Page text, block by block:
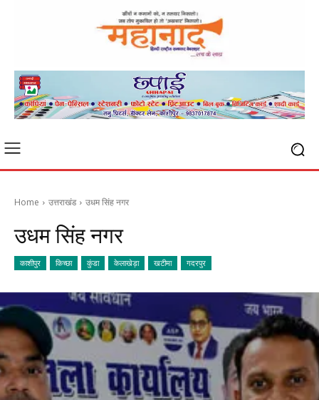
Home उत्तराखंड उधम सिंह नगर
उधम सिंह नगर
काशीपुर किच्छा कुंडा केलाखेड़ा खटीमा गदरपुर